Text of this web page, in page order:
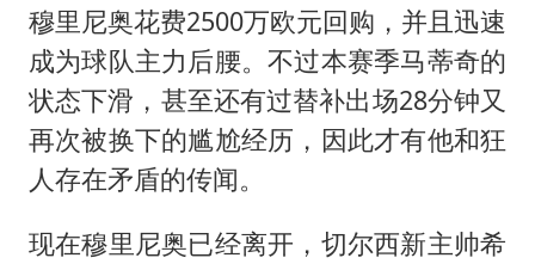
穆里尼奥花费2500万欧元回购，并且迅速
成为球队主力后腰。不过本赛季马蒂奇的
状态下滑，甚至还有过替补出场28分钟又
再次被换下的尴尬经历，因此才有他和狂
人存在矛盾的传闻。
现在穆里尼奥已经离开，切尔西新主帅希